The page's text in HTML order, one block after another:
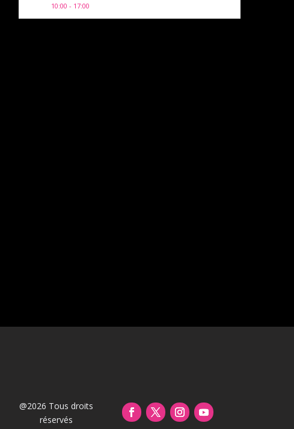
10:00 - 17:00
@2026 Tous droits
réservés